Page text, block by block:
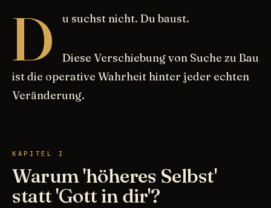
D u suchst nicht. Du baust.
Diese Verschiebung von Suche zu Bau
ist die operative Wahrheit hinter jeder echten
Veränderung.
KAPITEL I
Warum 'höheres Selbst'
statt 'Gott in dir'?